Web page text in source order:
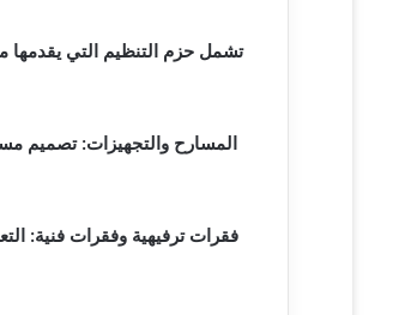
تشمل حزم التنظيم التي يقدمها
فقرات ترفيهية وفقرات فنية: